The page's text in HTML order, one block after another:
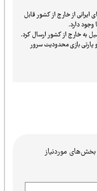
از خارج از کشور قابل
خارج از کشور ارسال کرد.
بازی محدودیت سرور
موردنیاز